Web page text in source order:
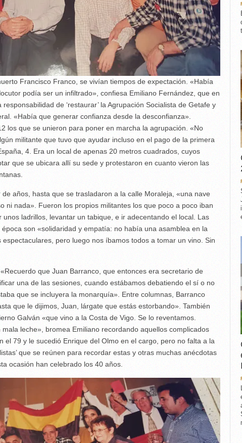
Francisco Franco, se vivían tiempos de expectación. «Había
podía ser un infiltrado», confiesa Emiliano Fernández, que en
de ‘restaurar’ la Agrupación Socialista de Getafe y
«Había que generar confianza desde la desconfianza».
los que se unieron para poner en marcha la agrupación. «No
militante que tuvo que ayudar incluso en el pago de la primera
4. Era un local de apenas 20 metros cuadrados, cuyos
que se ubicara allí su sede y protestaron en cuanto vieron las
años, hasta que se trasladaron a la calle Moraleja, «una nave
ni nada». Fueron los propios militantes los que poco a poco iban
ladrillos, levantar un tabique, e ir adecentando el local. Las
son «solidaridad y empatía: no había una asamblea en la
pero luego nos íbamos todos a tomar un vino. Sin
que Juan Barranco, que entonces era secretario de
una de las sesiones, cuando estábamos debatiendo el sí o no
que se incluyera la monarquía». Entre columnas, Barranco
que le dijimos, Juan, lárgate que estás estorbando». También
Galván «que vino a la Costa de Vigo. Se lo reventamos.
leche», bromea Emiliano recordando aquellos complicados
el 79 y le sucedió Enrique del Olmo en el cargo, pero no falta a la
que se reúnen para recordar estas y otras muchas anécdotas
ocasión han celebrado los 40 años.